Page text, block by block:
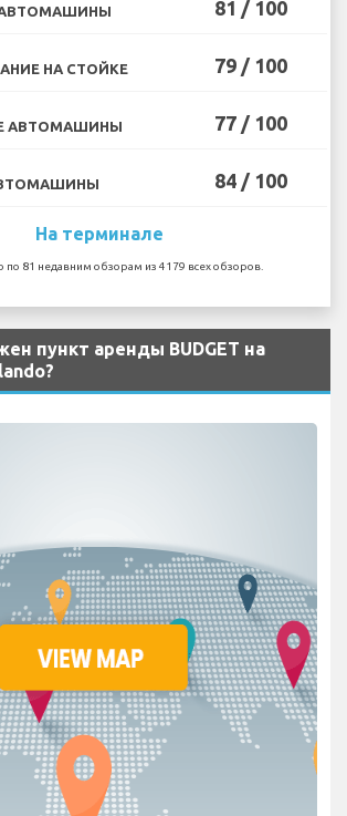
АВТОМАШИНЫ 81 / 100
НА СТОЙКЕ 79 / 100
АВТОМАШИНЫ 77 / 100
84 / 100
На терминале
по 81 недавним обзорам из 4179 всех обзоров.
пункт аренды BUDGET на